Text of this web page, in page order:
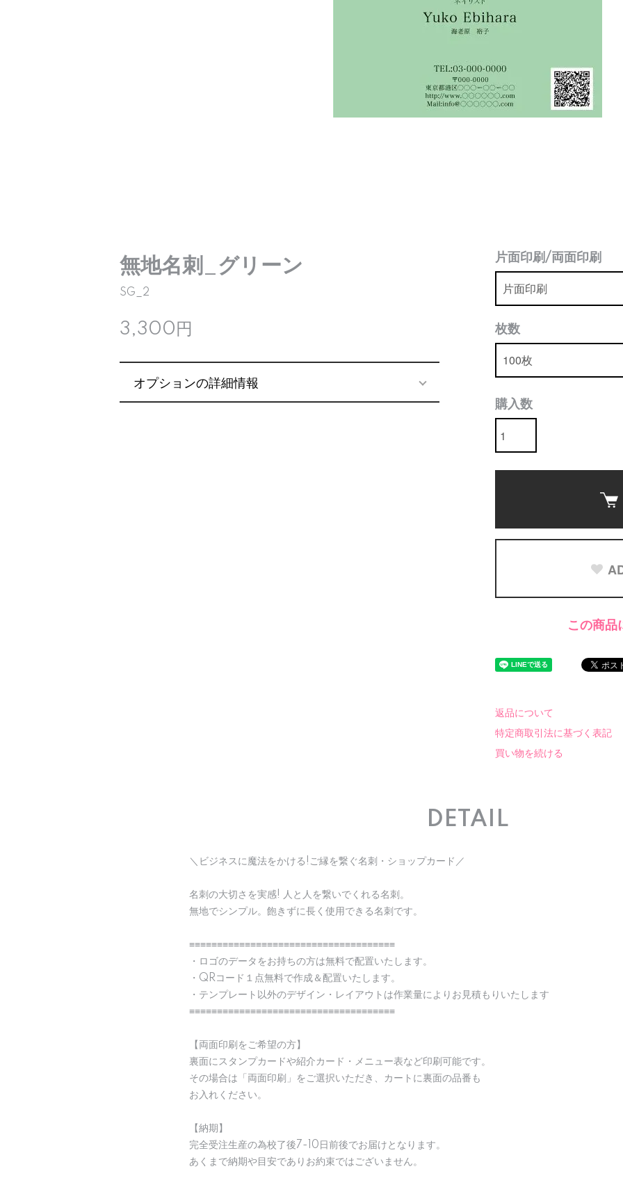
無地名刺_グリーン
SG_2
3,300円
オプションの詳細情報
片面印刷/両面印刷
枚数
購入数
この商品
返品について
特定商取引法に基づく表記
買い物を続ける
DETAIL
＼ビジネスに魔法をかける!ご縁を繋ぐ名刺・ショップカード／
名刺の大切さを実感! 人と人を繋いでくれる名刺。
無地でシンプル。飽きずに長く使用できる名刺です。
≡≡≡≡≡≡≡≡≡≡≡≡≡≡≡≡≡≡≡≡≡≡≡≡≡≡≡≡≡≡≡≡≡≡≡≡≡
・ロゴのデータをお持ちの方は無料で配置いたします。
・QRコード１点無料で作成＆配置いたします。
・テンプレート以外のデザイン・レイアウトは作業量によりお見積もりいたします
≡≡≡≡≡≡≡≡≡≡≡≡≡≡≡≡≡≡≡≡≡≡≡≡≡≡≡≡≡≡≡≡≡≡≡≡≡
【両面印刷をご希望の方】
裏面にスタンプカードや紹介カード・メニュー表など印刷可能です。
その場合は「両面印刷」をご選択いただき、カートに裏面の品番も
お入れください。
【納期】
完全受注生産の為校了後7-10日前後でお届けとなります。
あくまで納期や目安でありお約束ではございません。